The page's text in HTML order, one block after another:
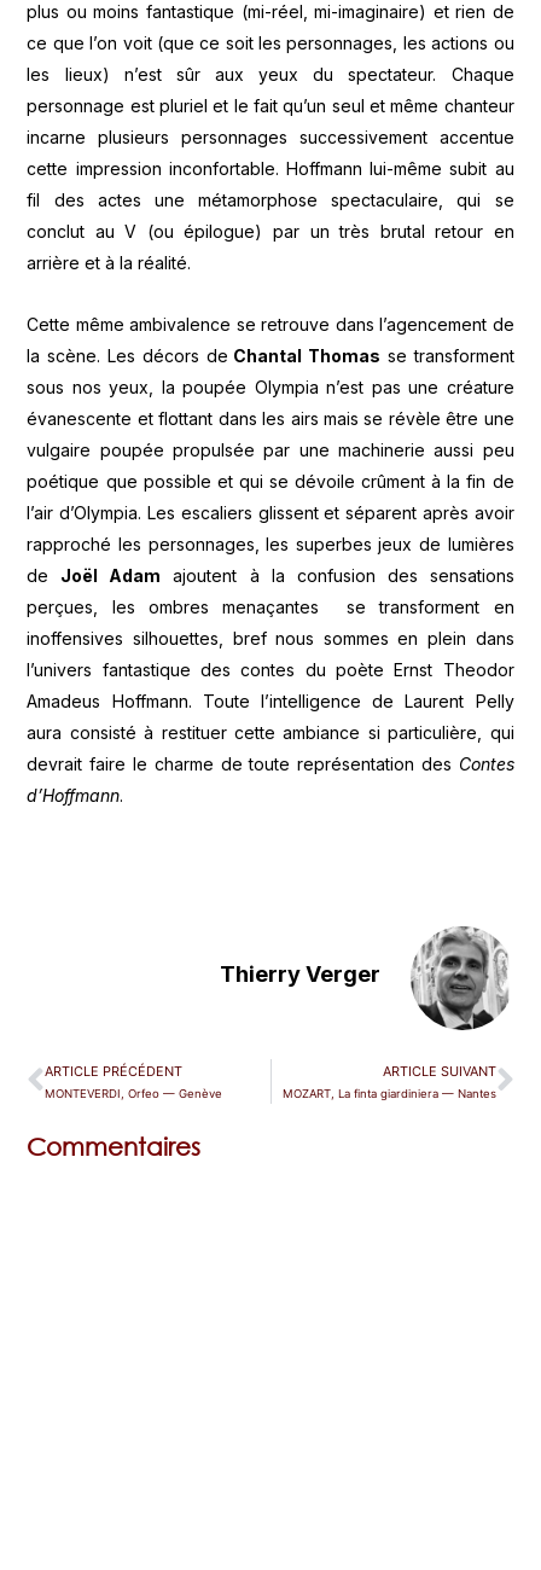
plus ou moins fantastique (mi-réel, mi-imaginaire) et rien de
ce que l’on voit (que ce soit les personnages, les actions ou
les lieux) n’est sûr aux yeux du spectateur. Chaque
personnage est pluriel et le fait qu’un seul et même chanteur
incarne plusieurs personnages successivement accentue
cette impression inconfortable. Hoffmann lui-même subit au
fil des actes une métamorphose spectaculaire, qui se
conclut au V (ou épilogue) par un très brutal retour en
arrière et à la réalité.
Cette même ambivalence se retrouve dans l’agencement de
la scène. Les décors de Chantal Thomas se transforment
sous nos yeux, la poupée Olympia n’est pas une créature
évanescente et flottant dans les airs mais se révèle être une
vulgaire poupée propulsée par une machinerie aussi peu
poétique que possible et qui se dévoile crûment à la fin de
l’air d’Olympia. Les escaliers glissent et séparent après avoir
rapproché les personnages, les superbes jeux de lumières
de Joël Adam ajoutent à la confusion des sensations
perçues, les ombres menaçantes se transforment en
inoffensives silhouettes, bref nous sommes en plein dans
l’univers fantastique des contes du poète Ernst Theodor
Amadeus Hoffmann. Toute l’intelligence de Laurent Pelly
aura consisté à restituer cette ambiance si particulière, qui
devrait faire le charme de toute représentation des Contes
d’Hoffmann.
Thierry Verger
ARTICLE PRÉCÉDENT
MONTEVERDI, Orfeo — Genève
ARTICLE SUIVANT
MOZART, La finta giardiniera — Nantes
Commentaires